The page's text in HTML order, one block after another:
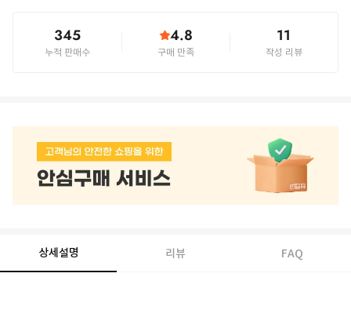
345
누적 판매수
4.8
구매 만족
11
작성 리뷰
상세설명 리뷰 FAQ